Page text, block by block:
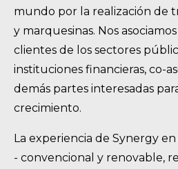
mundo por la realización de
y marquesinas. Nos
clientes de los sectores
instituciones financieras, co-
demás partes interesadas
crecimiento.
La experiencia de Synergy
- convencional y renovable,